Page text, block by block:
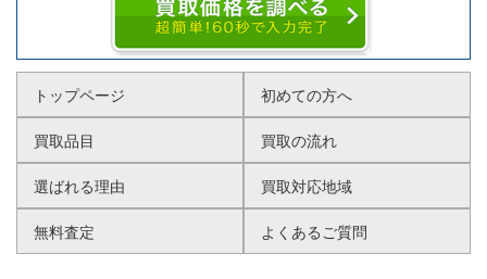
トップページ 初めての方へ
買取品目 買取の流れ
選ばれる理由 買取対応地域
無料査定 よくあるご質問